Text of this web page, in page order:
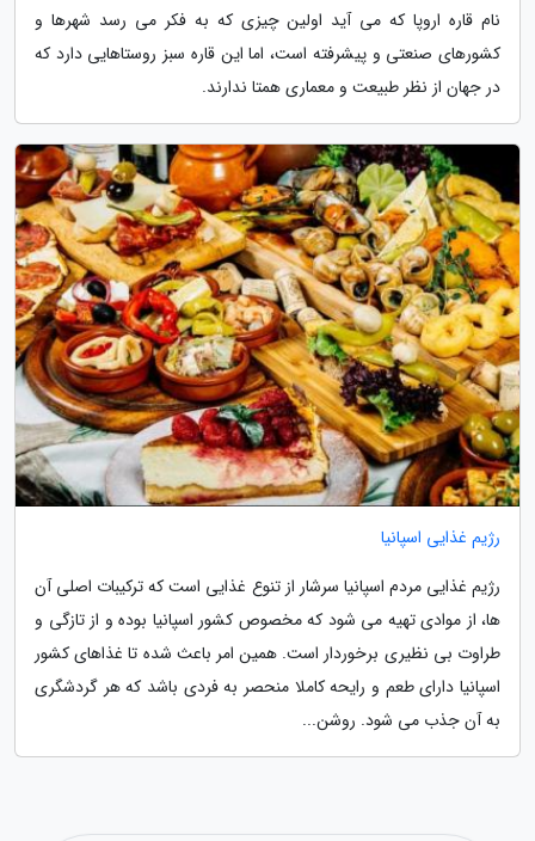
نام قاره اروپا که می آید اولین چیزی که به فکر می رسد شهرها و
کشورهای صنعتی و پیشرفته است، اما این قاره سبز روستاهایی دارد که
در جهان از نظر طبیعت و معماری همتا ندارند.
رژیم غذایی اسپانیا
رژیم غذایی مردم اسپانیا سرشار از تنوع غذایی است که ترکیبات اصلی آن
ها، از موادی تهیه می شود که مخصوص کشور اسپانیا بوده و از تازگی و
طراوت بی نظیری برخوردار است. همین امر باعث شده تا غذاهای کشور
اسپانیا دارای طعم و رایحه کاملا منحصر به فردی باشد که هر گردشگری
به آن جذب می شود. روشن...